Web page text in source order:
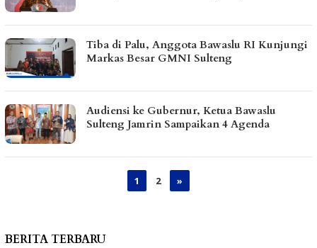
Tiba di Palu, Anggota Bawaslu RI Kunjungi
Markas Besar GMNI Sulteng
Audiensi ke Gubernur, Ketua Bawaslu
Sulteng Jamrin Sampaikan 4 Agenda
1 2 »
BERITA TERBARU